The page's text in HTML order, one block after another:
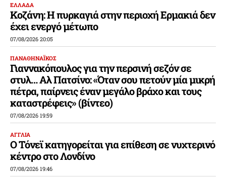
ΕΛΛΑΔΑ
Κοζάνη: Η πυρκαγιά στην περιοχή Ερμακιά δεν
έχει ενεργό μέτωπο
07/08/2026 20:05
ΠΑΝΑΘΗΝΑΪΚΟΣ
Γιαννακόπουλος για την περσινή σεζόν σε
στυλ… Αλ Πατσίνο: «Όταν σου πετούν μία μικρή
πέτρα, παίρνεις έναν μεγάλο βράχο και τους
καταστρέφεις» (βίντεο)
07/08/2026 19:59
ΑΓΓΛΙΑ
Ο Τόνεϊ κατηγορείται για επίθεση σε νυχτερινό
κέντρο στο Λονδίνο
07/08/2026 19:46